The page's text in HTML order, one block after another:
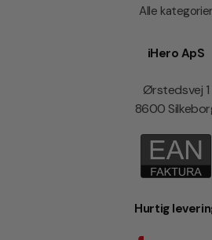
Alle kategorier
iHero ApS
Ørstedsvej 1
8600
Hurtig